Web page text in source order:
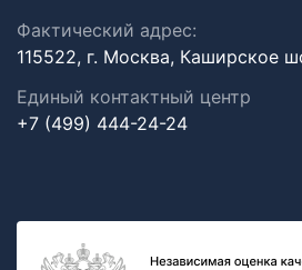
Фактический адрес:
115522, г. Москва, Каширское
Единый контактный центр
+7 (499) 444-24-24